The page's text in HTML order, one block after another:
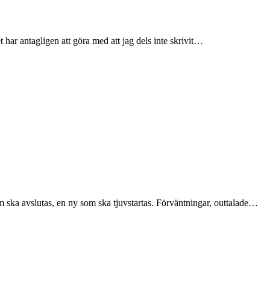
har antagligen att göra med att jag dels inte skrivit…
avslutas, en ny som ska tjuvstartas. Förväntningar, outtalade…